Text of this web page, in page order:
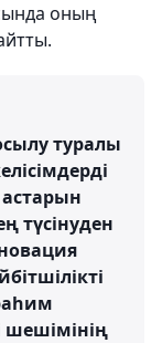
оның
туралы
түсінуден
шешімінің